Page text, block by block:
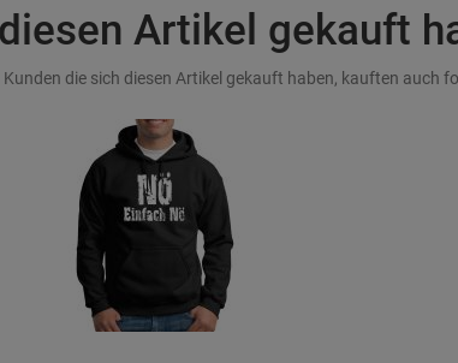
Artikel gekauft
Kunden die sich diesen Artikel gekauft haben, kauften auch